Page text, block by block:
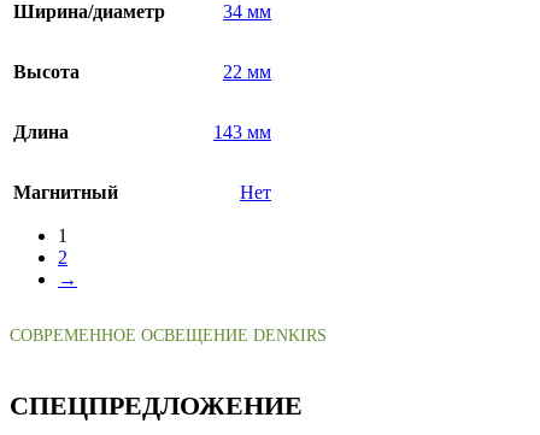
Ширина/диаметр 34 мм
Высота 22 мм
Длина 143 мм
Магнитный Нет
1
2
→
СОВРЕМЕННОЕ ОСВЕЩЕНИЕ DENKIRS
СПЕЦПРЕДЛОЖЕНИЕ